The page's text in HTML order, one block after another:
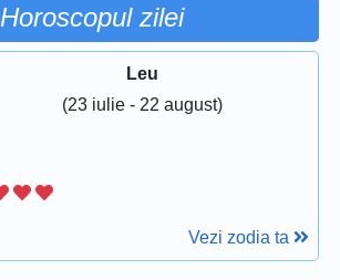
Horoscopul zilei
Leu
(23 iulie - 22 august)
Vezi zodia ta